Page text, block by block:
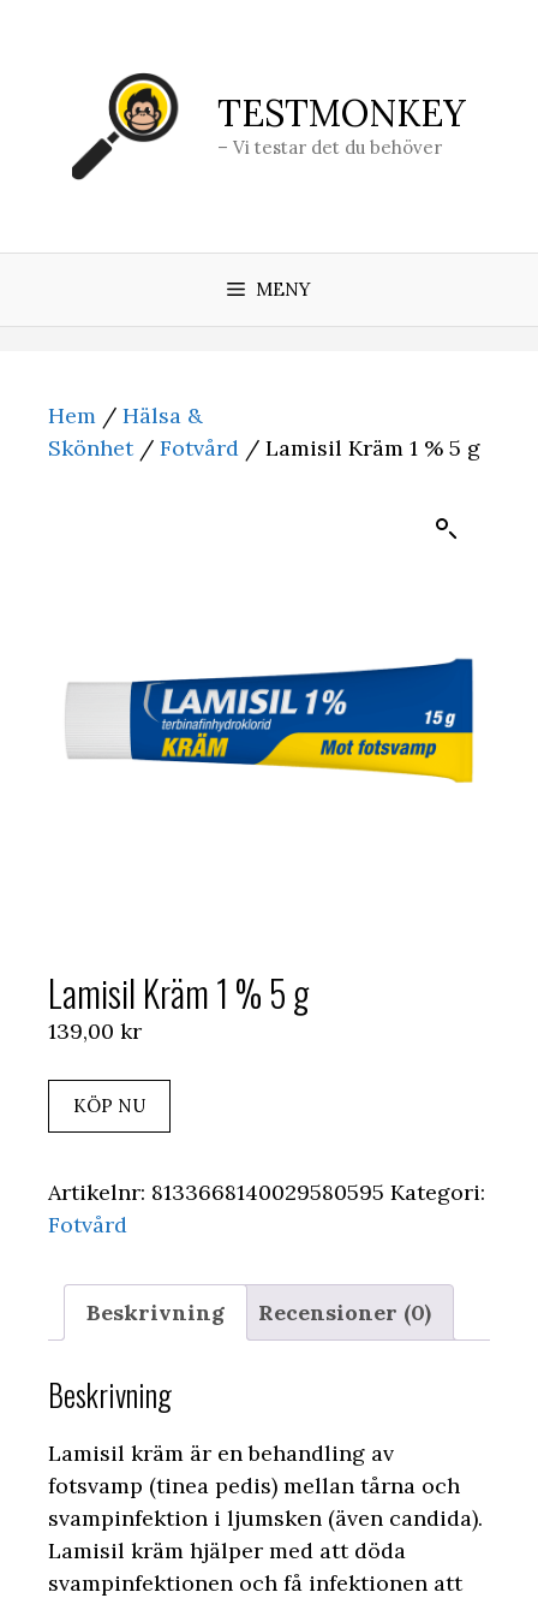
TESTMONKEY
– Vi testar det du behöver
MENY
Hem / Hälsa &
Skönhet/ Fotvård / Lamisil Kräm 1 % 5 g
Lamisil Kräm 1 % 5 g
139,00 kr
KÖP NU
Artikelnr: 8133668140029580595 Kategori:
Fotvård
Beskrivning Recensioner (0)
Beskrivning
Lamisil kräm är en behandling av
fotsvamp (tinea pedis) mellan tårna och
svampinfektion i ljumsken (även candida).
Lamisil kräm hjälper med att döda
svampinfektionen och få infektionen att